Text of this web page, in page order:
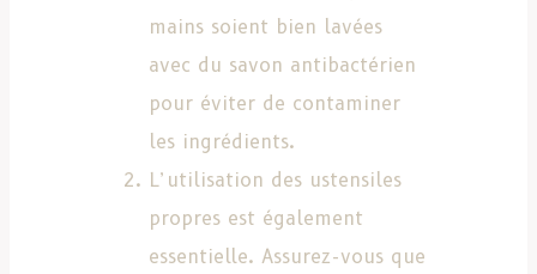
mains soient bien lavées
avec du savon antibactérien
pour éviter de contaminer
les ingrédients.
L’utilisation des ustensiles
propres est également
essentielle. Assurez-vous que